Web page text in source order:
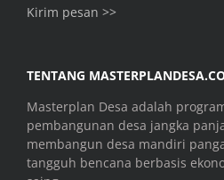
Kirim pesan >>
TENTANG
Masterplan Desa adalah
pembangunan desa jangka
membangun desa mandiri
tangguh bencana berbasis